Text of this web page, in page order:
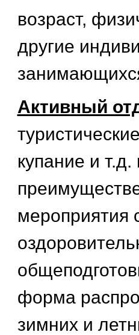
возраст,
другие
Активный
купание и
мероприятия
форма
зимних и